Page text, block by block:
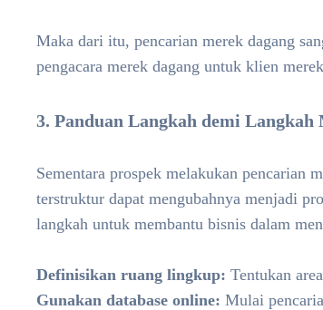
Maka dari itu, pencarian merek dagang
pengacara merek dagang untuk klien
3. Panduan Langkah demi
Sementara prospek melakukan pencarian
terstruktur dapat mengubahnya menjadi
langkah untuk membantu bisnis dalam
Definisikan ruang lingkup: Tentukan
Gunakan database online: Mulai